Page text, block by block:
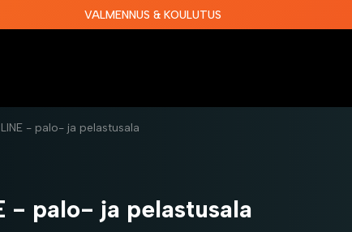
VALMENNUS & KOULUTUS
LINE - palo- ja pelastusala
- palo- ja pelastusala